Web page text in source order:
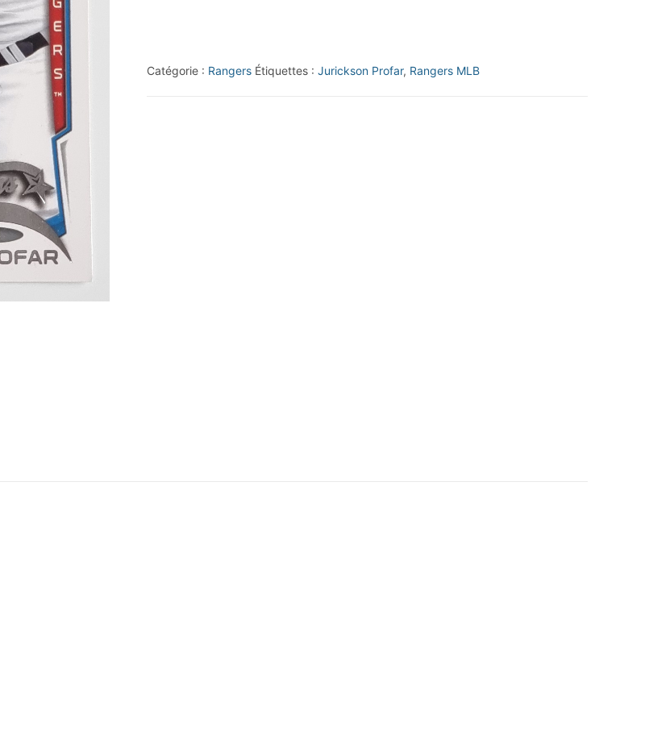
Catégorie : Rangers Étiquettes : Jurickson Profar, Rangers MLB